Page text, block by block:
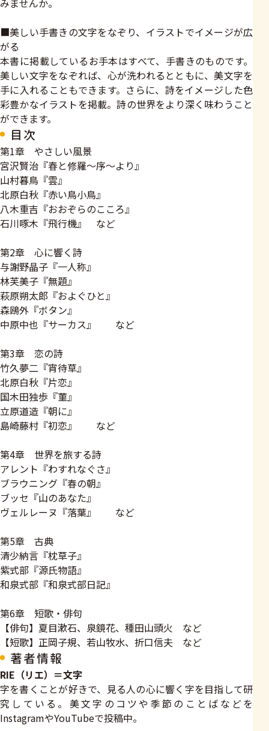
みませんか。
■美しい手書きの文字をなぞり、イラストでイメージが広
がる
本書に掲載しているお手本はすべて、手書きのものです。
美しい文字をなぞれば、心が洗われるとともに、美文字を
手に入れることもできます。さらに、詩をイメージした色
彩豊かなイラストを掲載。詩の世界をより深く味わうこと
ができます。
目次
第1章 やさしい風景
宮沢賢治『春と修羅～序～より』
山村暮鳥『雲』
北原白秋『赤い鳥小鳥』
八木重吉『おおぞらのこころ』
石川啄木『飛行機』 など
第2章 心に響く詩
与謝野晶子『一人称』
林芙美子『無題』
萩原朔太郎『およぐひと』
森鴎外『ボタン』
中原中也『サーカス』 など
第3章 恋の詩
竹久夢二『宵待草』
北原白秋『片恋』
国木田独歩『菫』
立原道造『朝に』
島崎藤村『初恋』 など
第4章 世界を旅する詩
アレント『わすれなぐさ』
ブラウニング『春の朝』
ブッセ『山のあなた』
ヴェルレーヌ『落葉』 など
第5章 古典
清少納言『枕草子』
紫式部『源氏物語』
和泉式部『和泉式部日記』
第6章 短歌・俳句
【俳句】夏目漱石、泉鏡花、種田山頭火 など
【短歌】正岡子規、若山牧水、折口信夫 など
著者情報
RIE（リエ）＝文字
字を書くことが好きで、見る人の心に響く字を目指して研
究している。美文字のコツや季節のことばなどを
InstagramやYouTubeで投稿中。